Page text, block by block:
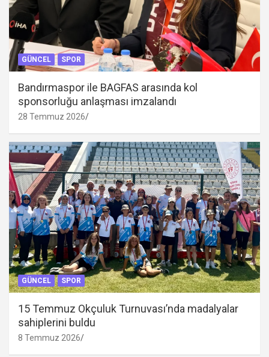
GÜNCEL SPOR
Bandırmaspor ile BAGFAS arasında kol
sponsorluğu anlaşması imzalandı
28 Temmuz 2026
GÜNCEL SPOR
15 Temmuz Okçuluk Turnuvası’nda madalyalar
sahiplerini buldu
8 Temmuz 2026